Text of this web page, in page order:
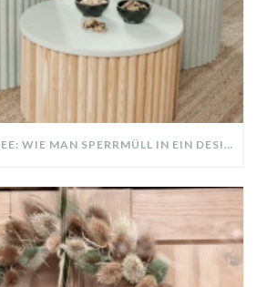
DIY UPCYLING IDEE: WIE MAN SPERRMÜLL IN EIN DESIGNER TEIL VERWANDELT